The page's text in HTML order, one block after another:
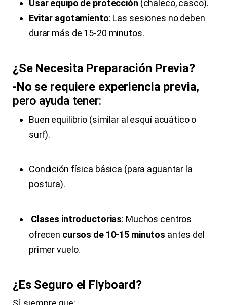
Usar equipo de protección (chaleco, casco).
Evitar agotamiento: Las sesiones no deben
durar más de 15-20 minutos.
¿Se Necesita Preparación Previa?
-No se requiere experiencia previa,
pero ayuda tener:
Buen equilibrio (similar al esquí acuático o
surf).
Condición física básica (para aguantar la
postura).
Clases introductorias: Muchos centros
ofrecen cursos de 10-15 minutos antes del
primer vuelo.
¿Es Seguro el Flyboard?